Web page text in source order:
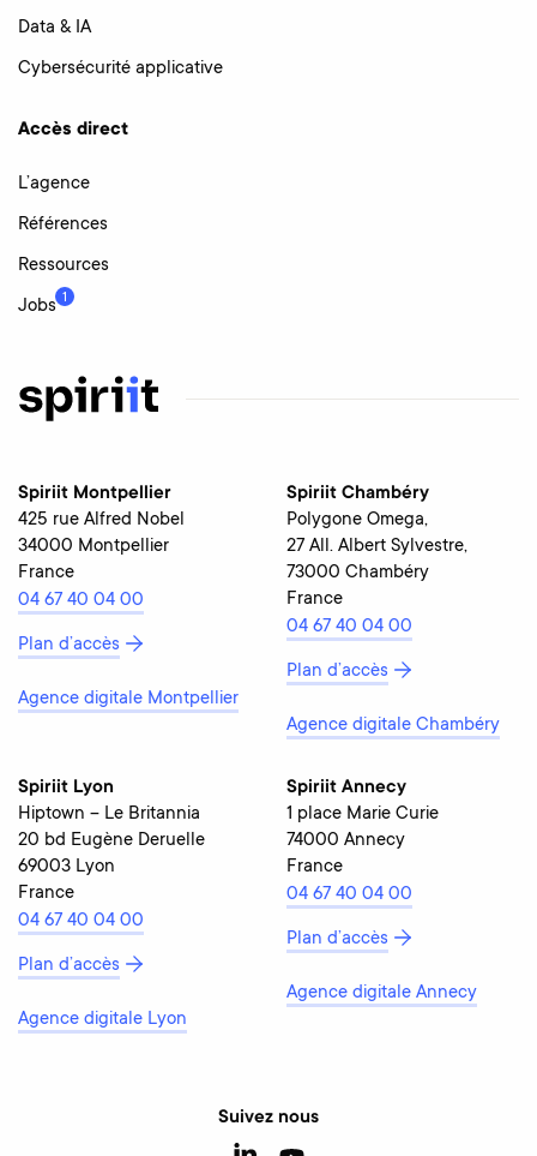
Data & IA
Cybersécurité applicative
Accès direct
L’agence
Références
Ressources
Jobs 1
Spiriit Montpellier
425 rue Alfred Nobel
34000 Montpellier
France
04 67 40 04 00
Plan d’accès
Agence digitale Montpellier
Spiriit Chambéry
Polygone Omega,
27 All. Albert Sylvestre,
73000 Chambéry
France
04 67 40 04 00
Plan d’accès
Agence digitale Chambéry
Spiriit Lyon
Hiptown – Le Britannia
20 bd Eugène Deruelle
69003 Lyon
France
04 67 40 04 00
Plan d’accès
Agence digitale Lyon
Spiriit Annecy
1 place Marie Curie
74000 Annecy
France
04 67 40 04 00
Plan d’accès
Agence digitale Annecy
Suivez nous